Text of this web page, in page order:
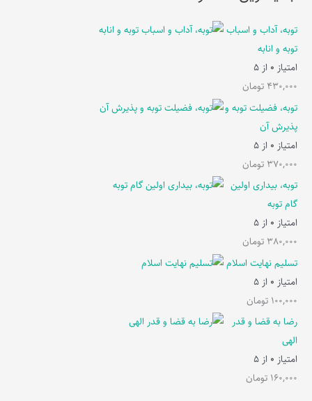
توبه، آداب و اسباب
توبه و انابه
امتیاز 0 از 5
430,000 تومان
توبه، فضیلت توبه و
پذیرش آن
امتیاز 0 از 5
370,000 تومان
توبه، بیداری اولین
گام توبه
امتیاز 0 از 5
380,000 تومان
تسلیم نهایت اسلام
امتیاز 0 از 5
100,000 تومان
رضا به قضا و قدر
الهی
امتیاز 0 از 5
160,000 تومان